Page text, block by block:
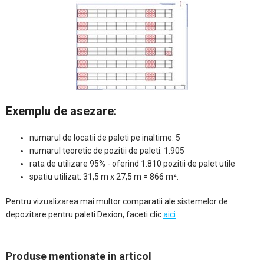
Exemplu de asezare:
numarul de locatii de paleti pe inaltime: 5
numarul teoretic de pozitii de paleti: 1.905
rata de utilizare 95% - oferind 1.810 pozitii de palet utile
spatiu utilizat: 31,5 m x 27,5 m = 866 m².
Pentru vizualizarea mai multor comparatii ale sistemelor de
depozitare pentru paleti Dexion, faceti clicaici
Produse mentionate in articol